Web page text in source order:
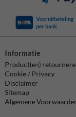
Vooruitbetaling
per bank
Informatie
Product(en)
Cookie / Privacy
Disclaimer
Sitemap
Algemene